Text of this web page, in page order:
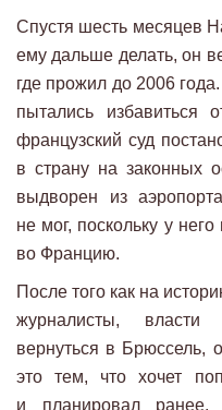
Спустя шесть месяцев
ему дальше делать, он
где прожил до 2006
пытались избавиться
французский суд
в страну на законных
выдворен из
не мог, поскольку у
во Францию.
После того как на
журналисты,
вернуться в Брюссель,
это тем, что хочет
и планировал